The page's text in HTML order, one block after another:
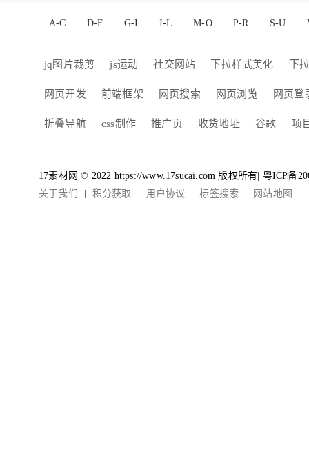
A-C D-F G-I J-L M-O P-R S-U
jq图片裁剪 js运动 社交网站 下拉样式美化 下
网页开发 前端框架 网页搜索 网页浏览 网页登
折叠导航 css制作 推广页 收货地址 谷歌 项
17素材网 © 2022 https://www.17sucai.com 版权所有| 粤ICP备
关于我们
积分获取 用户协议 标签搜索 网站地图